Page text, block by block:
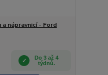
a nápravnicí - Ford
Do 3 až 4
týdnů.